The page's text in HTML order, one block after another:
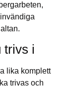
trivs i
lika komplett
trivas och